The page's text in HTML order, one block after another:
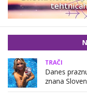
TRAČI
Danes
znana